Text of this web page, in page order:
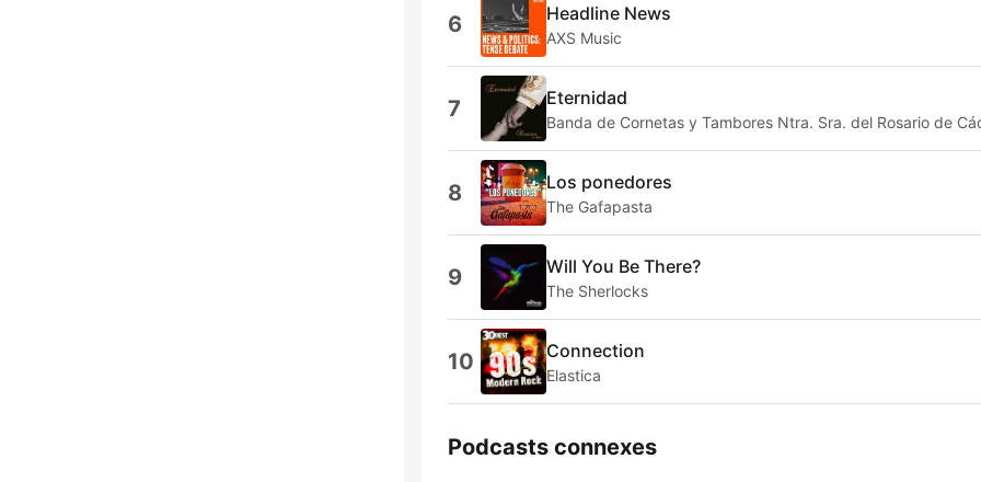
6 Headline News
AXS Music
7 Eternidad
Banda de Cornetas y Tambores Ntra. Sra. del Rosario de
8 Los ponedores
The Gafapasta
9 Will You Be There?
The Sherlocks
10 Connection
Elastica
Podcasts connexes